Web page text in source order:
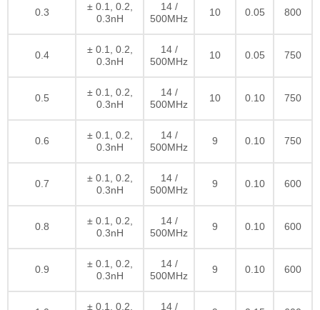
0.3
± 0.1, 0.2,
0.3nH
14 /
500MHz
10 0.05 800
0.4
± 0.1, 0.2,
0.3nH
14 /
500MHz
10 0.05 750
0.5
± 0.1, 0.2,
0.3nH
14 /
500MHz
10 0.10 750
0.6
± 0.1, 0.2,
0.3nH
14 /
500MHz
9 0.10 750
0.7
± 0.1, 0.2,
0.3nH
14 /
500MHz
9 0.10 600
0.8
± 0.1, 0.2,
0.3nH
14 /
500MHz
9 0.10 600
0.9
± 0.1, 0.2,
0.3nH
14 /
500MHz
9 0.10 600
± 0.1, 0.2,
14 /